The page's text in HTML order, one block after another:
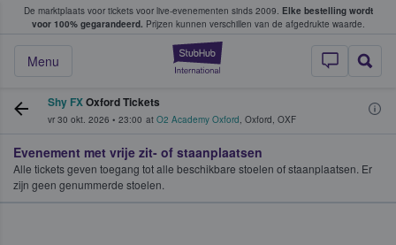
De marktplaats voor tickets voor live-evenementen sinds 2009. Elke bestelling wordt
voor 100% gegarandeerd. Prijzen kunnen verschillen van de afgedrukte waarde.
StubHub: waar
Menu
tickets kopen en verkopen
Shy FXOxford Tickets
vr 30 okt. 2026 • 23:00 at O2 Academy Oxford, Oxford, OXF
Evenement met vrije zit- of staanplaatsen
Alle tickets geven toegang tot alle beschikbare stoelen of staanplaatsen. Er
zijn geen genummerde stoelen.